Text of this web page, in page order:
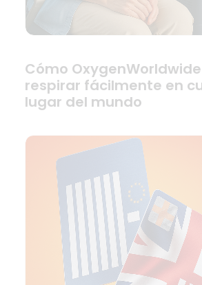
Cómo
respirar fácilmente en
lugar del mundo